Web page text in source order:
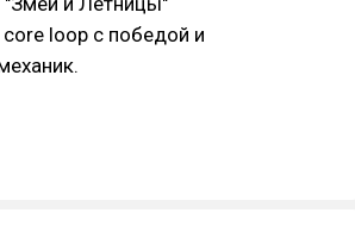
loop с победой и